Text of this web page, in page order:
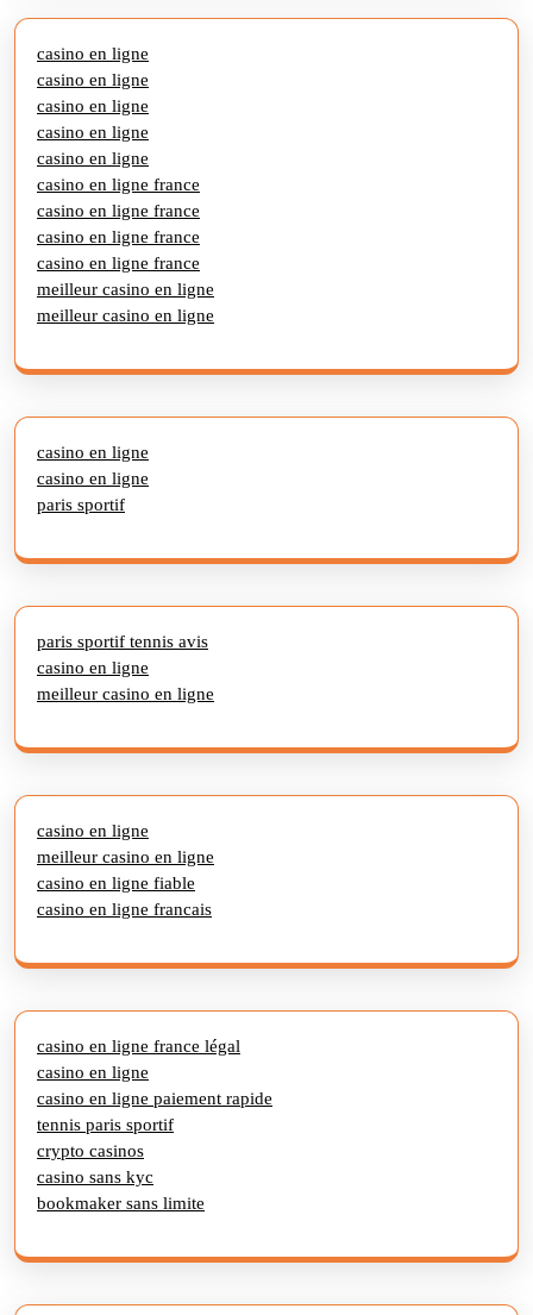
casino en ligne
casino en ligne
casino en ligne
casino en ligne
casino en ligne
casino en ligne france
casino en ligne france
casino en ligne france
casino en ligne france
meilleur casino en ligne
meilleur casino en ligne
casino en ligne
casino en ligne
paris sportif
paris sportif tennis avis
casino en ligne
meilleur casino en ligne
casino en ligne
meilleur casino en ligne
casino en ligne fiable
casino en ligne francais
casino en ligne france légal
casino en ligne
casino en ligne paiement rapide
tennis paris sportif
crypto casinos
casino sans kyc
bookmaker sans limite